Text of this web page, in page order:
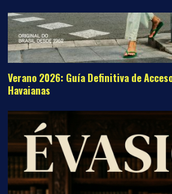
Verano 2026: Guía Definitiva de
Havaianas